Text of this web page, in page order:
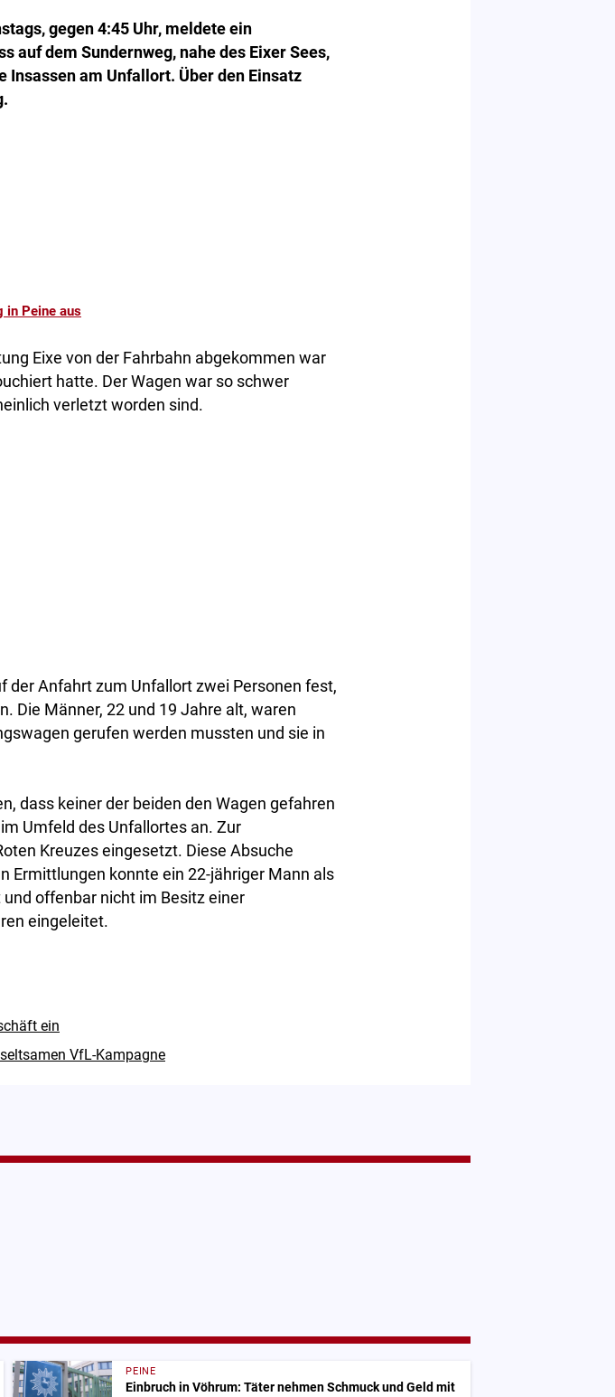
gegen 4:45 Uhr, meldete ein
auf dem Sundernweg, nahe des Eixer Sees,
am Unfallort. Über den Einsatz
in Peine aus
Eixe von der Fahrbahn abgekommen war
hatte. Der Wagen war so schwer
verletzt worden sind.
der Anfahrt zum Unfallort zwei Personen fest,
Die Männer, 22 und 19 Jahre alt, waren
gerufen werden mussten und sie in
dass keiner der beiden den Wagen gefahren
Umfeld des Unfallortes an. Zur
Kreuzes eingesetzt. Diese Absuche
Ermittlungen konnte ein 22-jähriger Mann als
offenbar nicht im Besitz einer
eingeleitet.
ein
VfL-Kampagne
PEINE
Einbruch in Vöhrum: Täter nehmen Schmuck und Geld mit